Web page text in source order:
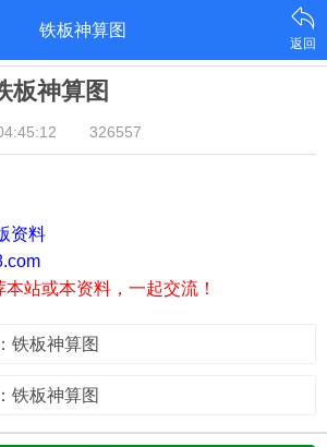
铁板神算图
返回
板神算图
326557
资料
站或本资料，一起交流！
铁板神算图
铁板神算图